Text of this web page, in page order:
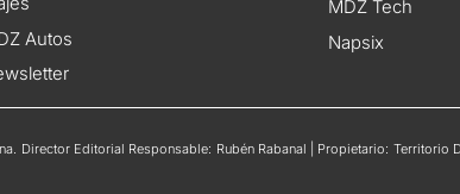
Autos
MDZ Tech
Napsix
Director Editorial Responsable: Rubén Rabanal | Propietario: Territorio